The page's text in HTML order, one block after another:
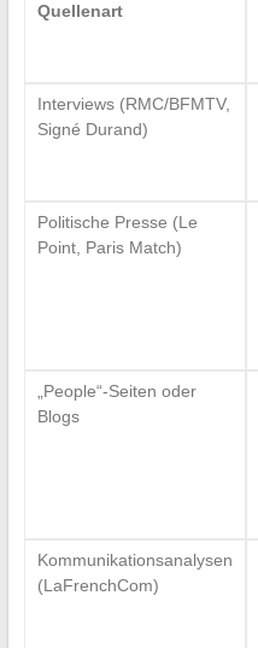
Quellenart
Interviews (RMC/BFMTV,
Signé Durand)
Politische Presse (Le
Point, Paris Match)
„People“-Seiten oder
Blogs
Kommunikationsanalysen
(LaFrenchCom)